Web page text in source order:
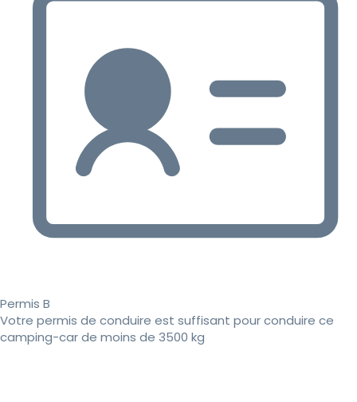
Permis B
Votre permis de conduire est suffisant pour conduire ce
camping-car de moins de 3500 kg